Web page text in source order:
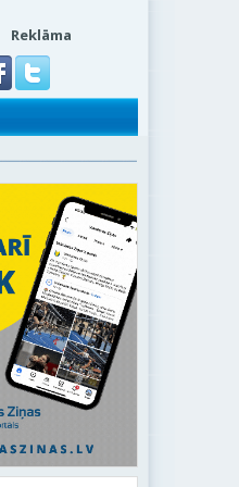
Reklāma